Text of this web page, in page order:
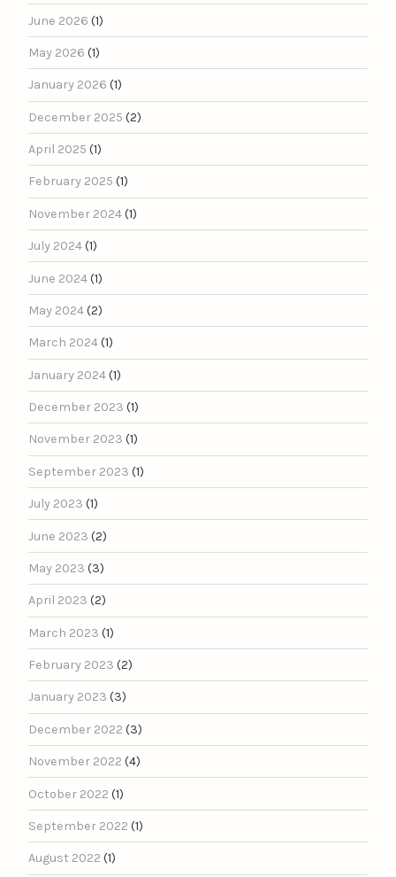
June 2026 (1)
May 2026 (1)
January 2026 (1)
December 2025 (2)
April 2025 (1)
February 2025 (1)
November 2024(1)
July 2024(1)
June 2024(1)
May 2024(2)
March 2024(1)
January 2024(1)
December 2023 (1)
November 2023 (1)
September 2023 (1)
July 2023 (1)
June 2023 (2)
May 2023 (3)
April 2023 (2)
March 2023 (1)
February 2023 (2)
January 2023 (3)
December 2022 (3)
November 2022 (4)
October 2022 (1)
September 2022 (1)
August 2022 (1)